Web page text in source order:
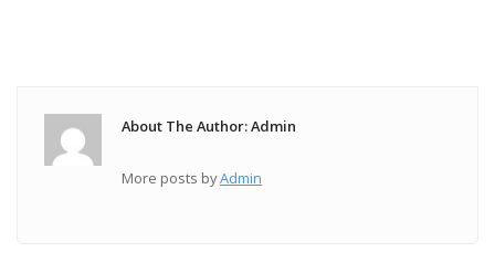
About The Author: Admin
More posts byAdmin